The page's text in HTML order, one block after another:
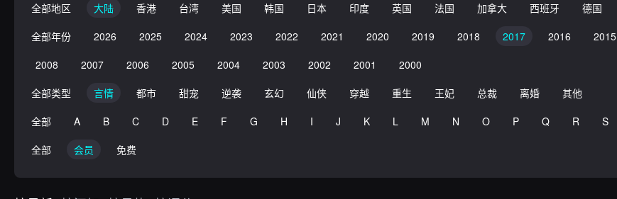
全部地区
大陆 香港 台湾 美国 韩国 日本 印度 英国 法国 加拿大 西班牙 德国
全部年份
2026 2025 2024 2023 2022 2021 2020 2019 2018 2017 2016 2015
2008
2007 2006 2005 2004 2003 2002 2001
2000
全部类型
言情 都市 甜宠 逆袭 玄幻 仙侠 穿越 重生 王妃 总裁 离婚
其他
全部
A B C D E F G H I J K L M N O P Q R S
全部
会员 免费